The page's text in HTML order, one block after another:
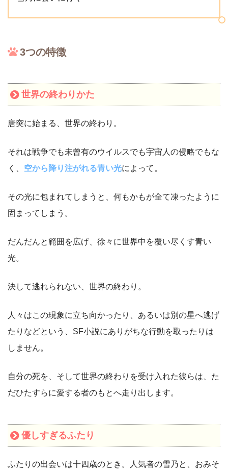
3つの特徴
世界の終わりかた
唐突に始まる、世界の終わり。
それは戦争でも未曾有のウイルスでも宇宙人の侵略でもな
く、 空から降り注がれる青い光によって。
その光に包まれてしまうと、何もかもが全て凍ったように
固まってしまう。
だんだんと範囲を広げ、徐々に世界中を覆い尽くす青い
光。
決して逃れられない、世界の終わり。
人々はこの現象に立ち向かったり、あるいは別の星へ逃げ
たりなどという、SF小説にありがちな行動を取ったりは
しません。
自分の死を、そして世界の終わりを受け入れた彼らは、た
だひたすらに愛する者のもとへ走り出します。
優しすぎるふたり
ふたりの出会いは十四歳のとき。人気者の雪乃と、おみそ